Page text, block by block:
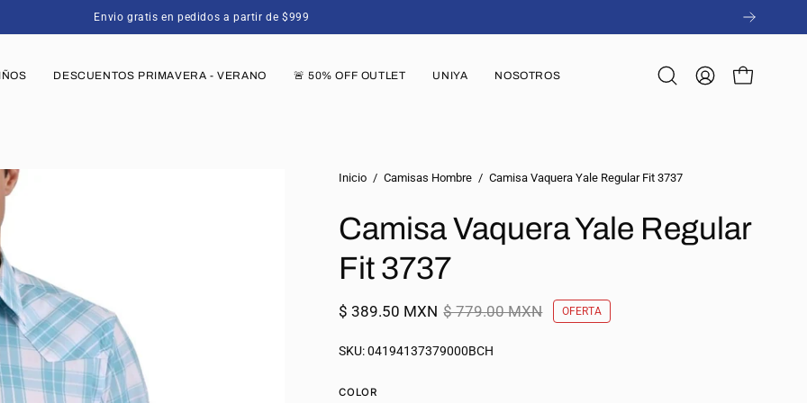
Envio gratis en pedidos a partir de $999
DESCUENTOS PRIMAVERA - VERANO 🚨 50% OFF OUTLET UNIYA NOSOTROS
Abrir
MI
CARRO
Inicio / Camisas Hombre / Camisa Vaquera Yale Regular Fit 3737
Camisa Vaquera Yale Regular
Fit 3737
$ 389.50 MXN $ 779.00 MXN OFERTA
SKU:04194137379000BCH
COLOR